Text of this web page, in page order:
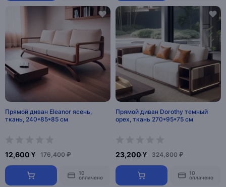
Прямой диван Eleanor ясень,
ткань, 240*85*85 см
12,600 ¥ 176,400 ₽
10
оплачено
Прямой диван Dorothy темный
орех, ткань 270*95*75 см
23,200 ¥ 324,800 ₽
10
оплачено